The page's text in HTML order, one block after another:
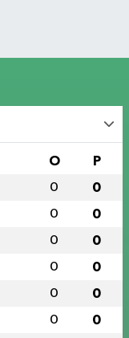
O P
0 0
0 0
0 0
0 0
0 0
0 0